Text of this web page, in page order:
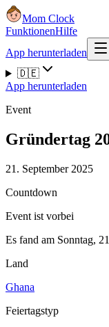
Mom Clock
FunktionenHilfe
App herunterladen
🇩🇪
App herunterladen
Event
Gründertag
21. September 2025
Countdown
Event ist vorbei
Es fand am Sonntag,
Land
Ghana
Feiertagstyp